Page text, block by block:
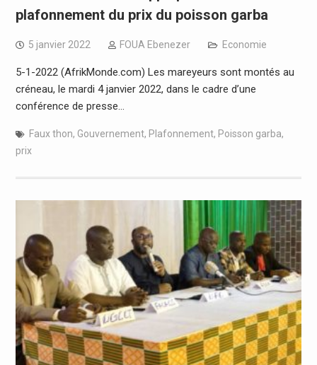
plafonnement du prix du poisson garba
5 janvier 2022 FOUA Ebenezer Economie
5-1-2022 (AfrikMonde.com) Les mareyeurs sont montés au
créneau, le mardi 4 janvier 2022, dans le cadre d’une
conférence de presse…
Faux thon, Gouvernement, Plafonnement, Poisson garba,
prix